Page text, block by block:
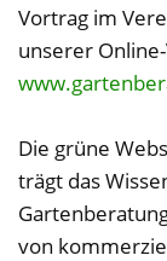
Vortrag im
unserer
Die grüne
trägt das
von